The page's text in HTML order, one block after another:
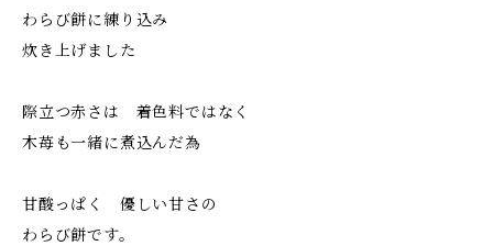
わらび餅に練り込み
炊き上げました
際立つ赤さは 着色料ではなく
木苺も一緒に煮込んだ為
甘酸っぱく 優しい甘さの
わらび餅です。